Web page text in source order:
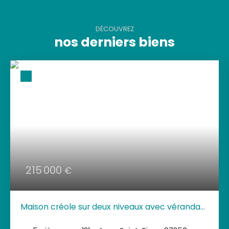
DÉCOUVREZ
nos derniers biens
215 000 €
Maison créole sur deux niveaux avec véranda